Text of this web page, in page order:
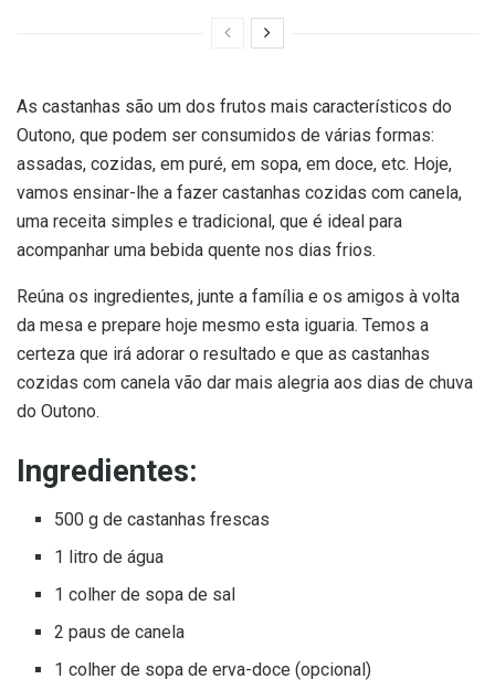
As castanhas são um dos frutos mais característicos do
Outono, que podem ser consumidos de várias formas:
assadas, cozidas, em puré, em sopa, em doce, etc. Hoje,
vamos ensinar-lhe a fazer castanhas cozidas com canela,
uma receita simples e tradicional, que é ideal para
acompanhar uma bebida quente nos dias frios.
Reúna os ingredientes, junte a família e os amigos à volta
da mesa e prepare hoje mesmo esta iguaria. Temos a
certeza que irá adorar o resultado e que as castanhas
cozidas com canela vão dar mais alegria aos dias de chuva
do Outono.
Ingredientes:
500 g de castanhas frescas
1 litro de água
1 colher de sopa de sal
2 paus de canela
1 colher de sopa de erva-doce (opcional)